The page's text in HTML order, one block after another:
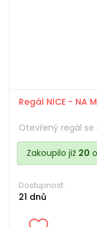
Regál NICE - NA
Otevřený regál
Zakoupilo již 20
Dostupnost:
21 dnů